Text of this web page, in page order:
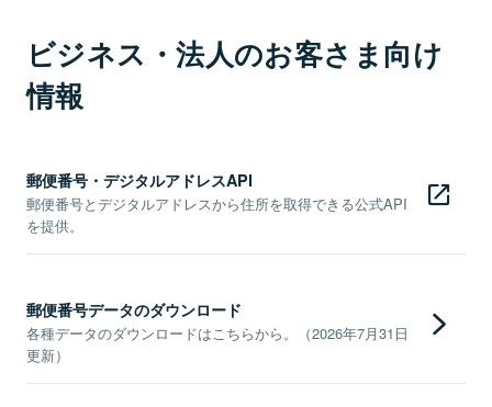
ビジネス・法人のお客さま向け
情報
郵便番号・デジタルアドレスAPI
郵便番号とデジタルアドレスから住所を取得できる公式API
を提供。
郵便番号データのダウンロード
各種データのダウンロードはこちらから。（2026年7月31日
更新）